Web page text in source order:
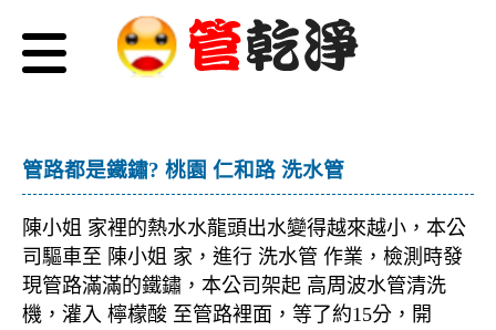
管路都是鐵鏽? 桃園 仁和路 洗水管
陳小姐 家裡的熱水水龍頭出水變得越來越小，本公
司驅車至 陳小姐 家，進行 洗水管 作業，檢測時發
現管路滿滿的鐵鏽，本公司架起 高周波水管清洗
機，灌入 檸檬酸 至管路裡面，等了約15分，開